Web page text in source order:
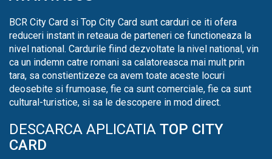
BCR City Card si Top City Card sunt carduri ce iti ofera
reduceri instant in reteaua de parteneri ce functioneaza la
nivel national. Cardurile fiind dezvoltate la nivel national, vin
ca un indemn catre romani sa calatoreasca mai mult prin
tara, sa constientizeze ca avem toate aceste locuri
deosebite si frumoase, fie ca sunt comerciale, fie ca sunt
cultural-turistice, si sa le descopere in mod direct.
DESCARCA APLICATIA TOP CITY
CARD